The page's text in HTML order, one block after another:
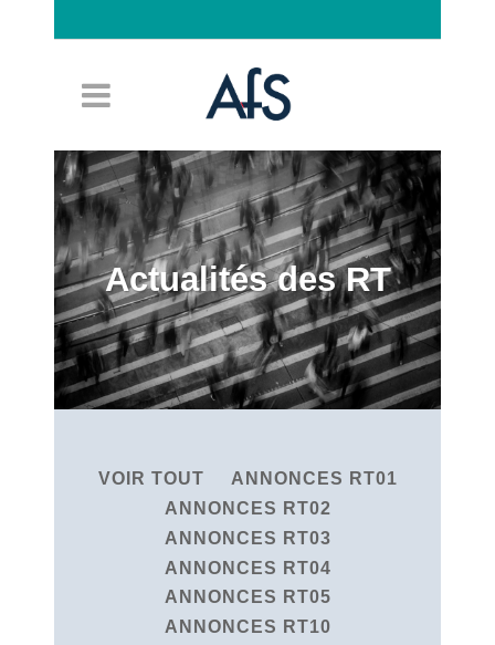
Actualités des RT
VOIR TOUT
ANNONCES RT01
ANNONCES RT02
ANNONCES RT03
ANNONCES RT04
ANNONCES RT05
ANNONCES RT10